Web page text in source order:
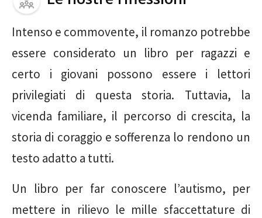
Intenso e commovente, il romanzo potrebbe
essere considerato un libro per ragazzi e
certo i giovani possono essere i lettori
privilegiati di questa storia. Tuttavia, la
vicenda familiare, il percorso di crescita, la
storia di coraggio e sofferenza lo rendono un
testo adatto a tutti.
Un libro per far conoscere l’autismo, per
mettere in rilievo le mille sfaccettature di